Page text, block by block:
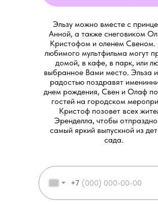
Эльзу можно вместе с
Анной, а также снеговиком
Кристофом и оленем Свеном.
любимого мультфильма могут
домой, в кафе, в парк, или
выбранное Вами место. Эльза
радостью поздравят
днем рождения, Свен и Олаф
гостей на городском
Кристоф позовет всех
Эренделла, чтобы
самый яркий выпускной из
сада.
+7